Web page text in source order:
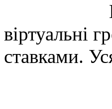
віртуальні
ставками.